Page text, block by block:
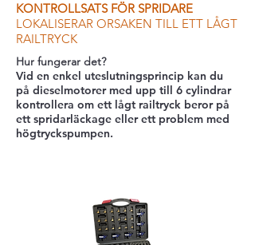
KONTROLLSATS FÖR SPRIDARE
LOKALISERAR ORSAKEN TILL ETT LÅGT
RAILTRYCK
Hur fungerar det?
Vid en enkel uteslutningsprincip kan du
på dieselmotorer med upp till 6 cylindrar
kontrollera om ett lågt railtryck beror på
ett spridarläckage eller ett problem med
högtryckspumpen.